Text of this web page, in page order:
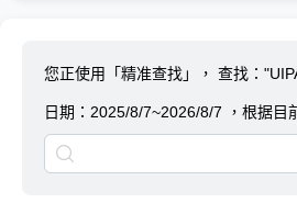
您正使用「精准查找」， 查找：
日期： 2025/8/7~2026/8/7 ，根据目